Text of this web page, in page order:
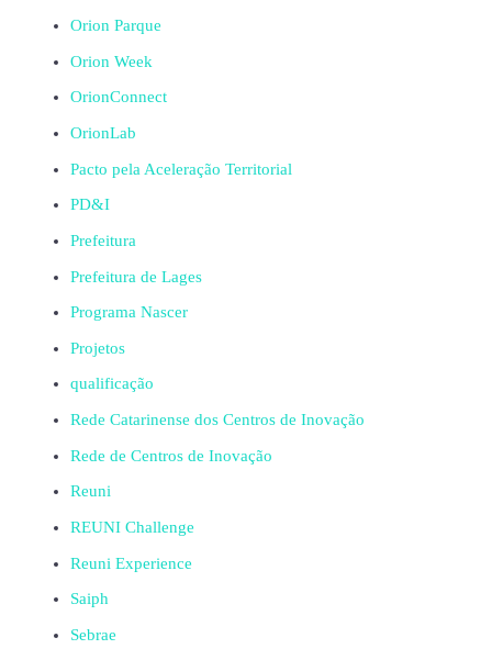
Orion Parque
Orion Week
OrionConnect
OrionLab
Pacto pela Aceleração Territorial
PD&I
Prefeitura
Prefeitura de Lages
Programa Nascer
Projetos
qualificação
Rede Catarinense dos Centros de Inovação
Rede de Centros de Inovação
Reuni
REUNI Challenge
Reuni Experience
Saiph
Sebrae